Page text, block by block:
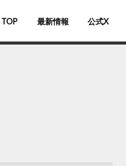
TOP 最新情報 公式X